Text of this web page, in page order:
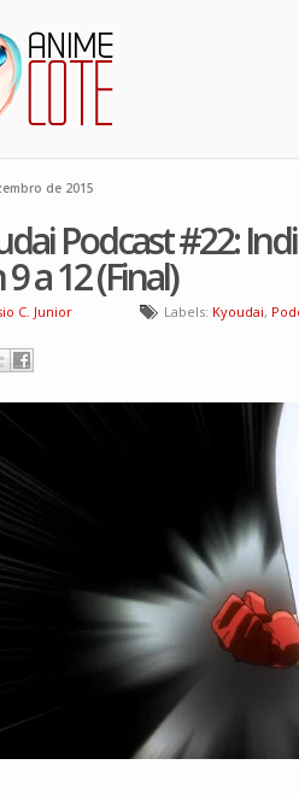
de 2015
Podcast #22:
a 12 (Final)
C. Junior Labels: Kyoudai,